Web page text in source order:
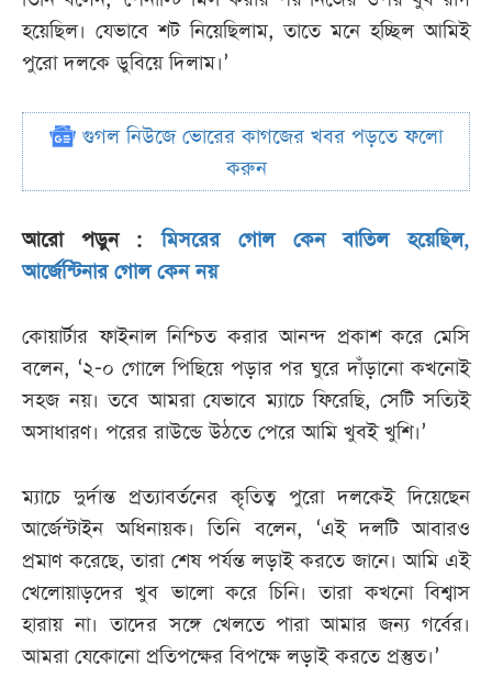
হয়েছিল। যেভাবে শট নিয়েছিলাম, তাতে মনে হচ্ছিল আমিই
পুরো দলকে ডুবিয়ে দিলাম।’
গুগল নিউজে ভোরের কাগজের খবর পড়তে ফলো
করুন
আরো পড়ুন :মিসরের গোল কেন বাতিল হয়েছিল,
আর্জেন্টিনার গোল কেন নয়
কোয়ার্টার ফাইনাল নিশ্চিত করার আনন্দ প্রকাশ করে মেসি
বলেন, ‘২-০ গোলে পিছিয়ে পড়ার পর ঘুরে দাঁড়ানো কখনোই
সহজ নয়। তবে আমরা যেভাবে ম্যাচে ফিরেছি, সেটি সত্যিই
অসাধারণ। পরের রাউন্ডে উঠতে পেরে আমি খুবই খুশি।’
ম্যাচে দুর্দান্ত প্রত্যাবর্তনের কৃতিত্ব পুরো দলকেই দিয়েছেন
আর্জেন্টাইন অধিনায়ক। তিনি বলেন, ‘এই দলটি আবারও
প্রমাণ করেছে, তারা শেষ পর্যন্ত লড়াই করতে জানে। আমি এই
খেলোয়াড়দের খুব ভালো করে চিনি। তারা কখনো বিশ্বাস
হারায় না। তাদের সঙ্গে খেলতে পারা আমার জন্য গর্বের।
আমরা যেকোনো প্রতিপক্ষের বিপক্ষে লড়াই করতে প্রস্তুত।’